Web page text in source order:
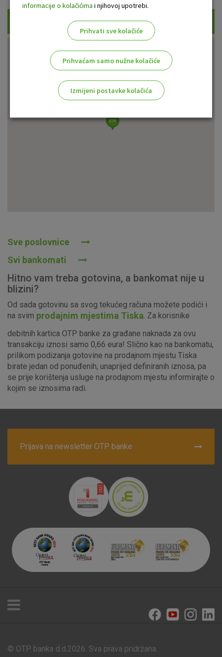
Sve poslovnice
Svi bankomati
Hitno vam treba gotovina, a bankomat nije u
blizini?
Od sada gotovinu sa svog tekućeg računa možete podići i
na svim prodajnim mjestima Tiska . Za korisnike
debitnih kartica OTP banke za građane naknada za ovu
transakciju iznosi samo 0,66 eura! Slično kao na bankomatu,
prilikom podizanja gotovine na prodajnom mjestu Tiska
birate jedan od ponuđenih, unaprijed definiranih iznosa, pa
se prije korištenja usluge na prodajnom mjestu informirajte o
kojim se iznosima radi.
Prijava na newsletter OTP banke
Poslovnice i bankomati
© OTP banka d.d.2026. Sva prava pridržana.
informacije o kolačićima i njihovoj upotrebi.
Prihvati sve kolačiće
Prihvaćam samo nužne kolačiće
Izmijeni postavke kolačića
Ovi kolačići nužni su za funkcioniranje internetske stranice i
postavljaju kao odgovor na vaše radnje koje uključuju zahtjev
za uslugama, kao što su postavke kolačića. Svoj preglednik
o njima, ali u tom slučaju neki dijelovi stranice neće raditi. Ti
kolačići ne pohranjuju nikakve informacije koje bi vas mogle
identificirati.
Detaljnije informacije o kolačićima